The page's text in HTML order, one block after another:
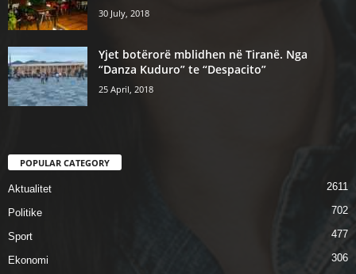
30 July, 2018
Yjet botërorë mblidhen në Tiranë. Nga
“Danza Kuduro” te “Despacito”
25 April, 2018
POPULAR CATEGORY
Aktualitet 2611
Politike 702
Sport 477
Ekonomi 306